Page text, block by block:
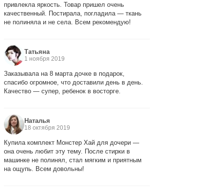
привлекла яркость. Товар пришел очень
качественный. Постирала, погладила — ткань
не полиняла и не села. Всем рекомендую!
Татьяна
1 ноября 2019
Заказывала на 8 марта дочке в подарок,
спасибо огромное, что доставили день в день.
Качество — супер, ребенок в восторге.
Наталья
18 октября 2019
Купила комплект Монстер Хай для дочери —
она очень любит эту тему. После стирки в
машинке не полинял, стал мягким и приятным
на ощупь. Всем довольны!